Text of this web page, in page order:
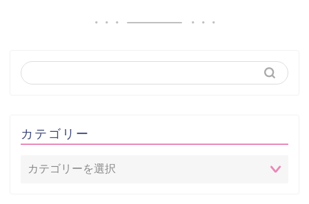
カテゴリー